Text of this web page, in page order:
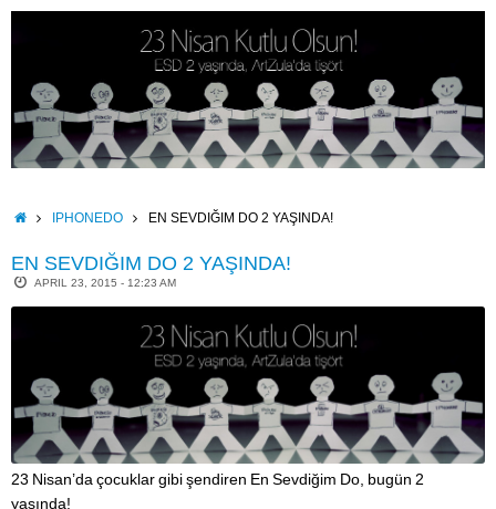
Skip
HOMEIPHONEDO EN SEVDIĞIM DO 2 YAŞINDA!
EN SEVDIĞIM DO 2 YAŞINDA!
APRIL 23, 2015 - 12:23 AM
23 Nisan’da çocuklar gibi şendiren En Sevdiğim Do, bugün 2
yaşında!